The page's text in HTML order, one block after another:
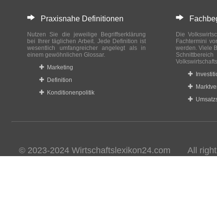
Praxisnahe Definitionen
Nutzen Sie die jeweilige Begriffserklärung
bei Ihrer täglichen Arbeit. Jede Definition ist
wesentlich umfangreicher angelegt als in
einem gewöhnlichen Glossar.
Marketing
Definition
Konditionenpolitik
Die
Fachtermini
werden. Viele
© 2023-2024 Wirtschaftslexikon24.com All